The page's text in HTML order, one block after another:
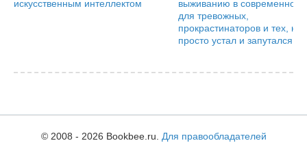
искусственным интеллектом
выживанию в современном
для тревожных,
прокрастинаторов и тех, кто
просто устал и запутался
© 2008 - 2026 Bookbee.ru. Для правообладателей